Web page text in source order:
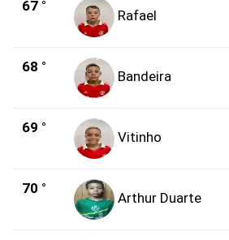
67 °
Rafael
68 °
Bandeira
69 °
Vitinho
70 °
Arthur Duarte